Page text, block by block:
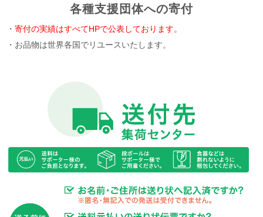
各種支援団体への寄付
・寄付の実績はすべてHPで公表しております。
・お品物は世界各国でリユースいたします。